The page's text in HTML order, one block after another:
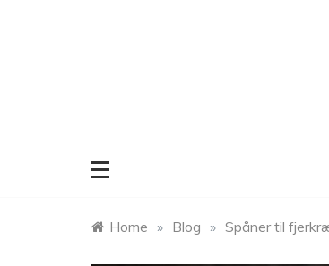
Home » Blog » Spåner til